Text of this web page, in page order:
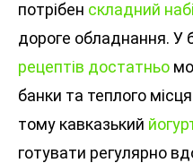
потрібен складний
дороге обладнання. У
рецептів достатньо
банки та теплого
тому кавказький
готувати регулярно